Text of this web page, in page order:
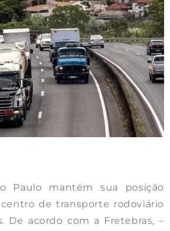
Paulo mantém sua posição
de transporte rodoviário
De acordo com a Fretebras, –